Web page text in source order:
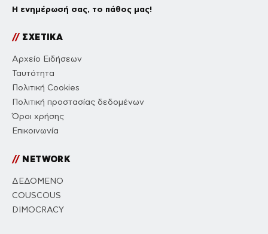
Η ενημέρωσή σας, το πάθος μας!
//ΣΧΕΤΙΚΑ
Αρχείο Ειδήσεων
Ταυτότητα
Πολιτική Cookies
Πολιτική προστασίας δεδομένων
Όροι χρήσης
Επικοινωνία
//NETWORK
ΔΕΔΟΜΕΝΟ
COUSCOUS
DIMOCRACY